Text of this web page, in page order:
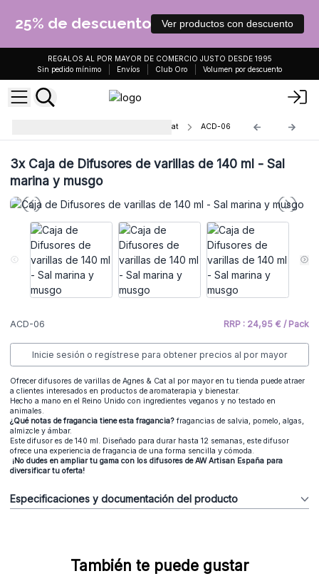
25% de descuento Ver productos con descuento
REGALOS AL POR MAYOR DE COMERCIO JUSTO DESDE 1995
Sin pedido mínimo
Envíos Club Oro Volumen por descuento
Difusores de Varillas de Agnes & Cat ACD-06
3xCaja de Difusores de varillas de 140 ml - Sal
marina y musgo
ACD-06 RRP : 24,95 € / Pack
Inicie sesión o regístrese para obtener precios al por mayor
Ofrecer difusores de varillas de Agnes & Cat al por mayor en tu tienda puede atraer
a clientes interesados en productos de aromaterapia y bienestar.
Hecho a mano en el Reino Unido con ingredientes veganos y no testado en
animales.
¿Qué notas de fragancia tiene esta fragancia? fragancias de salvia, pomelo, algas,
almizcle y ámbar.
Este difusor es de 140 ml. Diseñado para durar hasta 12 semanas, este difusor
ofrece una experiencia de fragancia de una forma sencilla y cómoda.
¡No dudes en ampliar tu gama con los difusores de AW Artisan España para
diversificar tu oferta!
Especificaciones y documentación del producto
También te puede gustar